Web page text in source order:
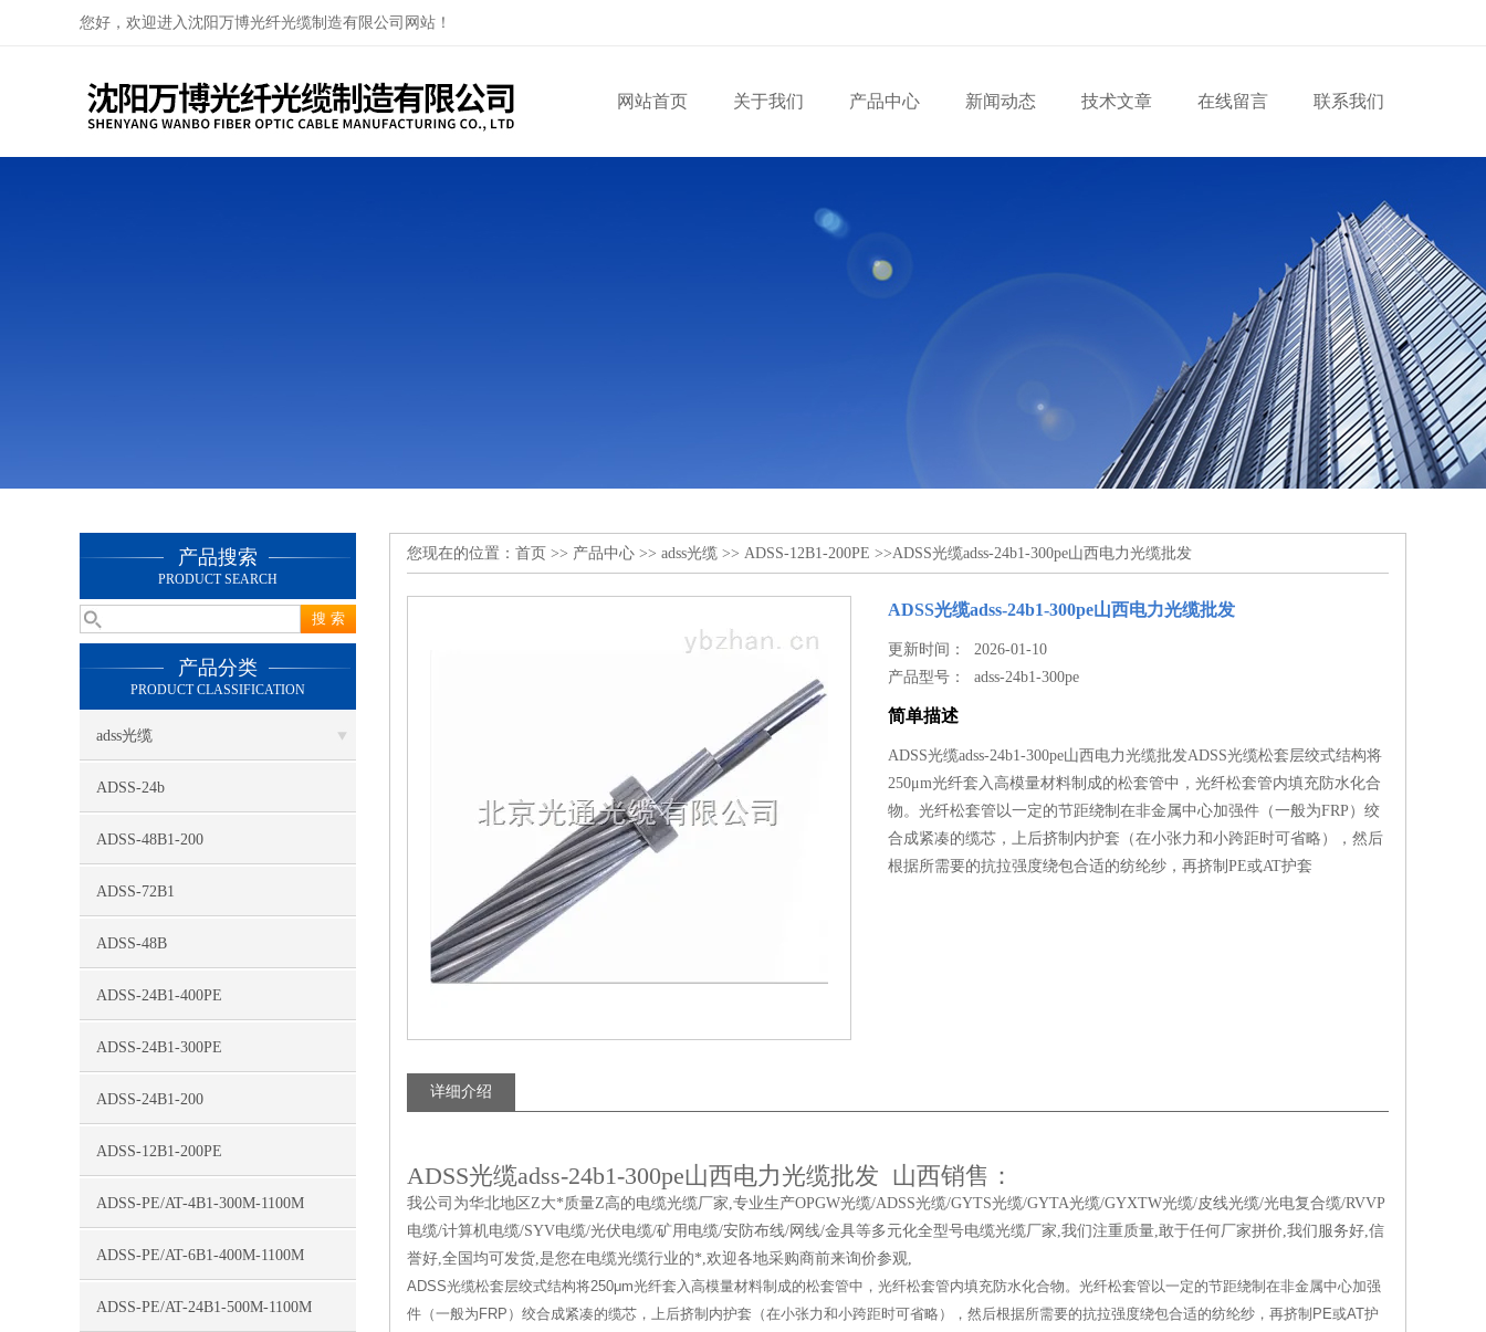
您好，欢迎进入沈阳万博光纤光缆制造有限公司网站！
网站首页 关于我们 产品中心 新闻动态 技术文章 在线留言 联系我们
产品搜索
PRODUCT SEARCH
产品分类
PRODUCT CLASSIFICATION
adss光缆
ADSS-24b
ADSS-48B1-200
ADSS-72B1
ADSS-48B
ADSS-24B1-400PE
ADSS-24B1-300PE
ADSS-24B1-200
ADSS-12B1-200PE
ADSS-PE/AT-4B1-300M-1100M
ADSS-PE/AT-6B1-400M-1100M
ADSS-PE/AT-24B1-500M-1100M
您现在的位置： 首页 >> 产品中心 >> adss光缆 >> ADSS-12B1-200PE >>ADSS光缆adss-24b1-300pe山西电力光缆批发
ADSS光缆adss-24b1-300pe山西电力光缆批发
更新时间： 2026-01-10
产品型号：adss-24b1-300pe
简单描述
ADSS光缆adss-24b1-300pe山西电力光缆批发ADSS光缆松套层绞式结构将
250μm光纤套入高模量材料制成的松套管中，光纤松套管内填充防水化合
物。光纤松套管以一定的节距绕制在非金属中心加强件（一般为FRP）绞
合成紧凑的缆芯，上后挤制内护套（在小张力和小跨距时可省略），然后
根据所需要的抗拉强度绕包合适的纺纶纱，再挤制PE或AT护套
详细介绍
ADSS光缆adss-24b1-300pe山西电力光缆批发 山西销售：
我公司为华北地区Z大*质量Z高的电缆光缆厂家,专业生产OPGW光缆/ADSS光缆/GYTS光缆/GYTA光缆/GYXTW光缆/皮线光缆/光电复合缆/RVVP
电缆/计算机电缆/SYV电缆/光伏电缆/矿用电缆/安防布线/网线/金具等多元化全型号电缆光缆厂家,我们注重质量,敢于任何厂家拼价,我们服务好,信
誉好,全国均可发货,是您在电缆光缆行业的*,欢迎各地采购商前来询价参观,
ADSS光缆松套层绞式结构将250μm光纤套入高模量材料制成的松套管中，光纤松套管内填充防水化合物。光纤松套管以一定的节距绕制在非金属中心加强
件（一般为FRP）绞合成紧凑的缆芯，上后挤制内护套（在小张力和小跨距时可省略），然后根据所需要的抗拉强度绕包合适的纺纶纱，再挤制PE或AT护